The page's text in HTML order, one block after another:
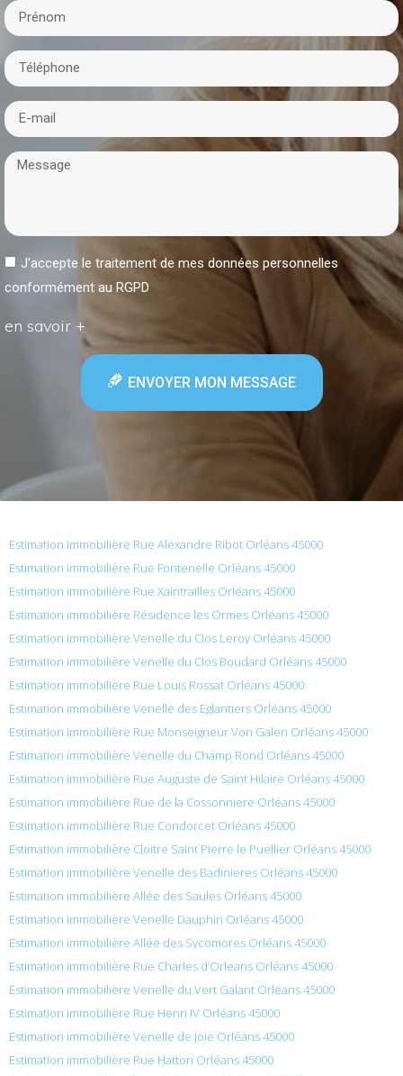
J'accepte le traitement de mes données personnelles
conformément au RGPD
en savoir +
ENVOYER MON MESSAGE
Estimation immobilière Rue Alexandre Ribot Orléans 45000
Estimation immobilière Rue Fontenelle Orléans 45000
Estimation immobilière Rue Xaintrailles Orléans 45000
Estimation immobilière Résidence les Ormes Orléans 45000
Estimation immobilière Venelle du Clos Leroy Orléans 45000
Estimation immobilière Venelle du Clos Boudard Orléans 45000
Estimation immobilière Rue Louis Rossat Orléans 45000
Estimation immobilière Venelle des Eglantiers Orléans 45000
Estimation immobilière Rue Monseigneur Von Galen Orléans 45000
Estimation immobilière Venelle du Champ Rond Orléans 45000
Estimation immobilière Rue Auguste de Saint Hilaire Orléans 45000
Estimation immobilière Rue de la Cossonniere Orléans 45000
Estimation immobilière Rue Condorcet Orléans 45000
Estimation immobilière Cloitre Saint Pierre le Puellier Orléans 45000
Estimation immobilière Venelle des Badinieres Orléans 45000
Estimation immobilière Allée des Saules Orléans 45000
Estimation immobilière Venelle Dauphin Orléans 45000
Estimation immobilière Allée des Sycomores Orléans 45000
Estimation immobilière Rue Charles d’Orleans Orléans 45000
Estimation immobilière Venelle du Vert Galant Orléans 45000
Estimation immobilière Rue Henri IV Orléans 45000
Estimation immobilière Venelle de Joie Orléans 45000
Estimation immobilière Rue Hatton Orléans 45000